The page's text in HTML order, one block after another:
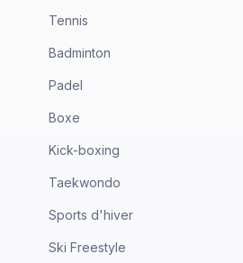
Tennis
Badminton
Padel
Boxe
Kick-boxing
Taekwondo
Sports d'hiver
Ski Freestyle